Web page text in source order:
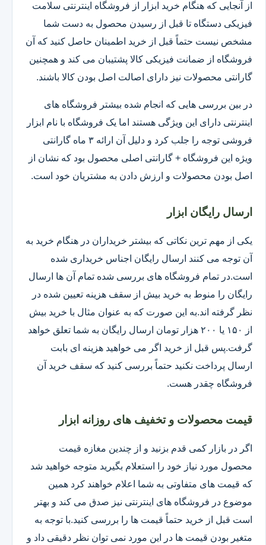
از آنجایی که هنگام خرید ابزار از فروشگاه اینترنتی سلامت
فیزیکی دستگاه تا قبل از رسیدن محصول به دست شما
مشخص نیست حتماً قبل از خرید اطمینان حاصل کنید که آن
فروشگاه از ضمانت فیزیکی کالا پشتیبان می کند و همچنین
گارانتی محصولات نیز دارای اصالت اصل بودن کالا باشند.
در بین بررسی هایی که انجام شده بیشتر فروشگاه های
اینترنتی دارای این ویژگی هستند اما یک فروشگاه با نام ابزار
فروشی توجه را جلب کرد و دلیل آن ارائه ۳ ماه گارانتی
ویژه این فروشگاه + گارانتی اصلی محصول بود که نشان از
اصل بودن محصولات و ارزش دادن به مشتریان خود است.
ارسال رایگان ابزار
یکی از مهم ترین نکاتی که بیشتر خریداران در هنگام خرید به
آن توجه می کنند ارسال رایگان اجناس خریداری شده
است.در تمام فروشگاه های بررسی شده تمام آن ها ارسال
رایگان را منوط به خرید بیش از سقف هزینه تعیین شده در
نظر گرفته اند.به این صورت که به عنوان مثال با خرید بیش
از ۱۵۰ یا ۲۰۰ هزار تومان ارسال رایگان به شما تعلق خواهد
گرفت.پس قبل از خرید اگر می خواهید هزینه ای بابت
ارسال پرداخت نکنید حتماً بررسی کنید که سقف خرید آن
فروشگاه چقدر هست.
قیمت محصولات و تخفیف های روزانه ابزار
اگر در بازار کمی قدم بزنید و از چندین مغازه قیمت
محصول مورد نیاز خود را استعلام بگیرید متوجه خواهید شد
که قیمت های متفاوتی به شما اعلام خواهند کرد همین
موضوع در فروشگاه های اینترنتی نیز صدق می کند و بهتر
است قبل از خرید حتماً قیمت ها را بررسی کنید.با توجه به
متغیر بودن قیمت ها در این مورد نمی توان نظر دقیقی داد و